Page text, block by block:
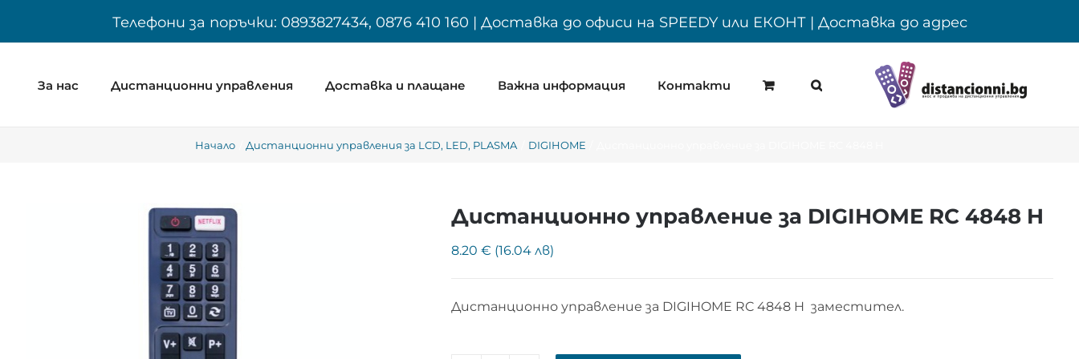
Телефони за поръчки: 0893827434, 0876 410 160 | Доставка до офиси на SPEEDY или ЕКОНТ | Доставка до адрес
За нас Дистанционни управления Доставка и плащане Важна информация Контакти
Начало Дистанционни управления за LCD, LED, PLASMA DIGIHOME
Дистанционно управление за DIGIHOME RC 4848 H
8.20 € (16.04 лв)
Дистанционно управление за DIGIHOME RC 4848 H заместител.